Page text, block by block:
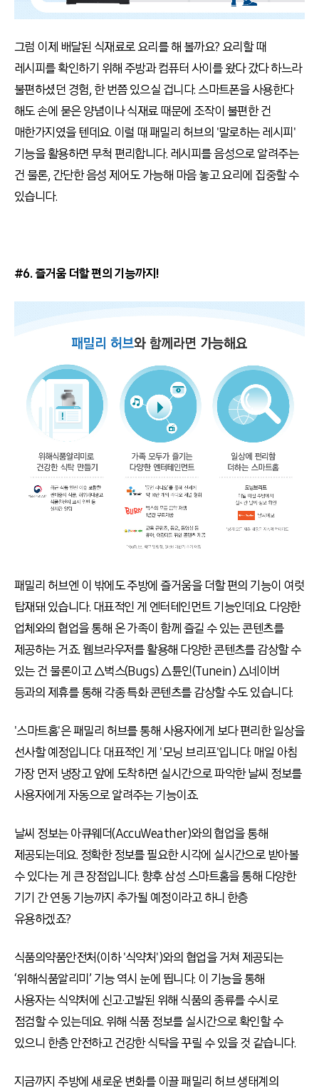
그럼 이제 배달된 식재료로 요리를 해 볼까요? 요리할 때
레시피를 확인하기 위해 주방과 컴퓨터 사이를 왔다 갔다 하느라
불편하셨던 경험, 한 번쯤 있으실 겁니다. 스마트폰을 사용한다
해도 손에 묻은 양념이나 식재료 때문에 조작이 불편한 건
매한가지였을 텐데요. 이럴 때 패밀리 허브의 '말로하는 레시피'
기능을 활용하면 무척 편리합니다. 레시피를 음성으로 알려주는
건 물론, 간단한 음성 제어도 가능해 마음 놓고 요리에 집중할 수
있습니다.
#6. 즐거움 더할 편의 기능까지!
패밀리 허브엔 이 밖에도 주방에 즐거움을 더할 편의 기능이 여럿
탑재돼 있습니다. 대표적인 게 엔터테인먼트 기능인데요. 다양한
업체와의 협업을 통해 온 가족이 함께 즐길 수 있는 콘텐츠를
제공하는 거죠. 웹브라우저를 활용해 다양한 콘텐츠를 감상할 수
있는 건 물론이고 △벅스(Bugs) △튠인(Tunein) △네이버
등과의 제휴를 통해 각종 특화 콘텐츠를 감상할 수도 있습니다.
'스마트홈'은 패밀리 허브를 통해 사용자에게 보다 편리한 일상을
선사할 예정입니다. 대표적인 게 '모닝 브리프'입니다. 매일 아침
가장 먼저 냉장고 앞에 도착하면 실시간으로 파악한 날씨 정보를
사용자에게 자동으로 알려주는 기능이죠.
날씨 정보는 아큐웨더(AccuWeather)와의 협업을 통해
제공되는데요. 정확한 정보를 필요한 시각에 실시간으로 받아볼
수 있다는 게 큰 장점입니다. 향후 삼성 스마트홈을 통해 다양한
기기 간 연동 기능까지 추가될 예정이라고 하니 한층
유용하겠죠?
식품의약품안전처(이하 '식약처')와의 협업을 거쳐 제공되는
‘위해식품알리미’ 기능 역시 눈에 띕니다. 이 기능을 통해
사용자는 식약처에 신고·고발된 위해 식품의 종류를 수시로
점검할 수 있는데요. 위해 식품 정보를 실시간으로 확인할 수
있으니 한층 안전하고 건강한 식탁을 꾸릴 수 있을 것 같습니다.
지금까지 주방에 새로운 변화를 이끌 패밀리 허브 생태계의